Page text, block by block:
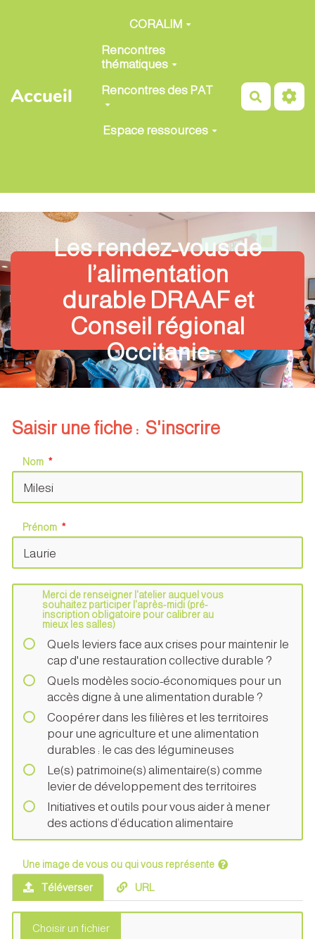
Aller au contenu principal
Accueil
CORALIM
Rencontres
thématiques
Rencontres des PAT
Espace ressources
Les rendez-vous de
l’alimentation
durable DRAAF et
Conseil régional
Occitanie
Saisir une fiche : S'inscrire
Nom
Prénom
Merci de renseigner l'atelier auquel vous
souhaitez participer l'après-midi (pré-
inscription obligatoire pour calibrer au
mieux les salles)
Quels leviers face aux crises pour maintenir le
cap d'une restauration collective durable ?
Quels modèles socio-économiques pour un
accès digne à une alimentation durable ?
Coopérer dans les filières et les territoires
pour une agriculture et une alimentation
durables : le cas des légumineuses
Le(s) patrimoine(s) alimentaire(s) comme
levier de développement des territoires
Initiatives et outils pour vous aider à mener
des actions d’éducation alimentaire
Une image de vous ou qui vous représente
Téléverser URL